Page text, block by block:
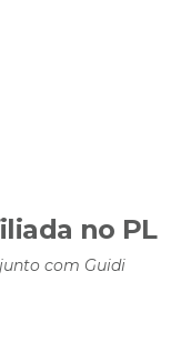
no PL
com Guidi